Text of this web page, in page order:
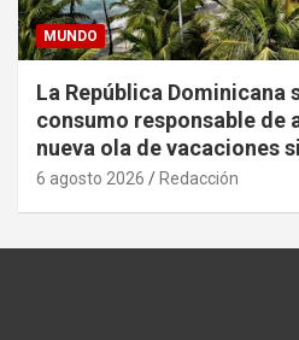
MUNDO
La República Dominicana
consumo responsable de
nueva ola de vacaciones
6 agosto 2026 Redacción